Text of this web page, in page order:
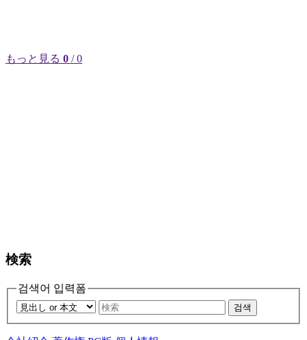
もっと見る 0 / 0
検索
검색어 입력폼
검색